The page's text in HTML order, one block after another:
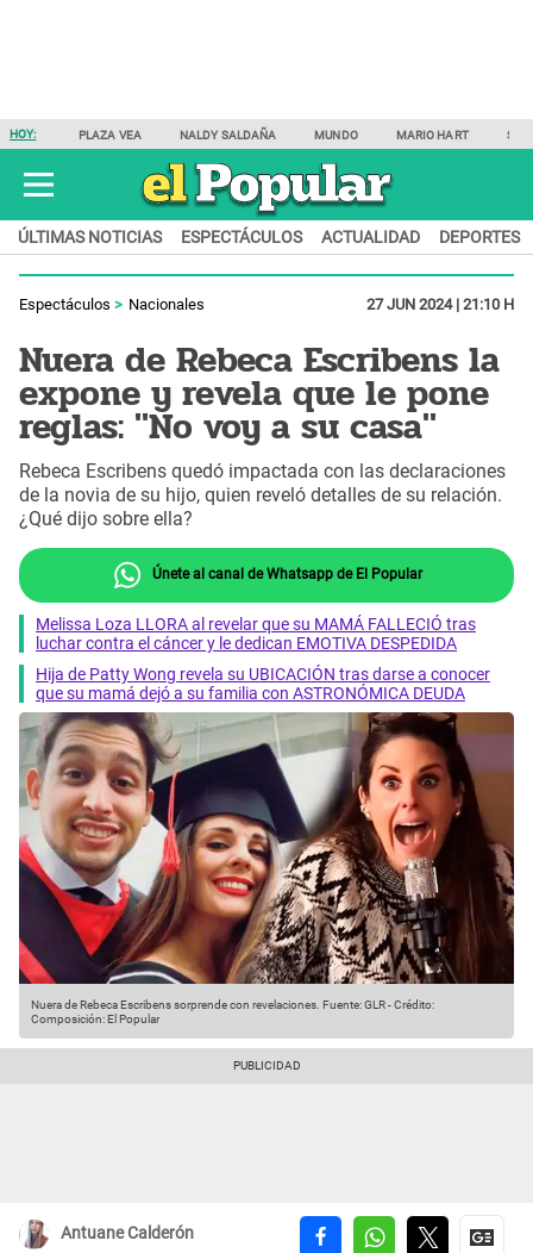
HOY: PLAZA VEA NALDY SALDAÑA MUNDO MARIO HART
ÚLTIMAS NOTICIAS ESPECTÁCULOS ACTUALIDAD DEPORTES
Espectáculos Nacionales 27 JUN 2024 | 21:10 H
Nuera de Rebeca Escribens la
expone y revela que le pone
reglas: "No voy a su casa"
Rebeca Escribens quedó impactada con las declaraciones
de la novia de su hijo, quien reveló detalles de su relación.
¿Qué dijo sobre ella?
Únete al canal de Whatsapp de El Popular
Melissa Loza LLORA al revelar que su MAMÁ FALLECIÓ tras
luchar contra el cáncer y le dedican EMOTIVA DESPEDIDA
Hija de Patty Wong revela su UBICACIÓN tras darse a conocer
que su mamá dejó a su familia con ASTRONÓMICA DEUDA
Nuera de Rebeca Escribens sorprende con revelaciones. Fuente: GLR-Crédito:
Composición: El Popular
Antuane Calderón